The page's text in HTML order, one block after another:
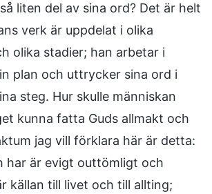
liten del av sina ord? Det är helt
verk är uppdelat i olika
olika stadier; han arbetar i
plan och uttrycker sina ord i
steg. Hur skulle människan
kunna fatta Guds allmakt och
jag vill förklara här är detta:
har är evigt outtömligt och
källan till livet och till allting;